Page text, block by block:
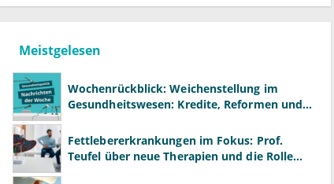
Meistgelesen
Wochenrückblick: Weichenstellung im
Gesundheitswesen: Kredite, Reformen und
Fettlebererkrankungen im Fokus: Prof.
Teufel über neue Therapien und die Rolle